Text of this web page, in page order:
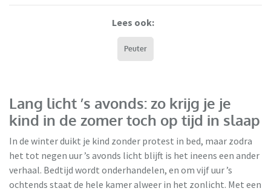
Lees ook:
Peuter
Lang licht ’s avonds: zo krijg je je
kind in de zomer toch op tijd in slaap
In de winter duikt je kind zonder protest in bed, maar zodra
het tot negen uur ’s avonds licht blijft is het ineens een ander
verhaal. Bedtijd wordt onderhandelen, en om vijf uur ’s
ochtends staat de hele kamer alweer in het zonlicht. Met een